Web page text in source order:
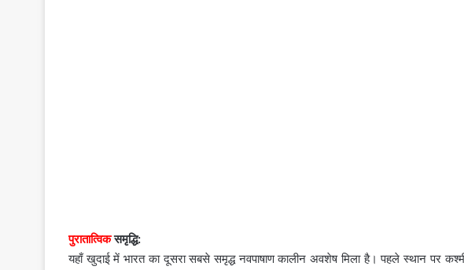
पुरातात्विकसमृद्धि:
यहाँ खुदाई में भारत का दूसरा सबसे समृद्ध नवपाषाण कालीन अवशेष मिला है। पहले स्थान पर